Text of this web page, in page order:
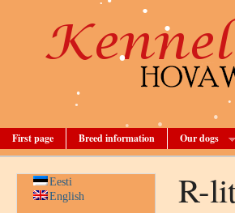
• •
•
•
•
•
•
First page Breed information Our dogs
Eesti
English
R-